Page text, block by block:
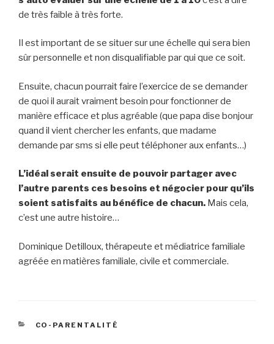
de très faible à très forte.
Il est important de se situer sur une échelle qui sera bien
sûr personnelle et non disqualifiable par qui que ce soit.
Ensuite, chacun pourrait faire l’exercice de se demander
de quoi il aurait vraiment besoin pour fonctionner de
manière efficace et plus agréable (que papa dise bonjour
quand il vient chercher les enfants, que madame
demande par sms si elle peut téléphoner aux enfants…)
L’idéal serait ensuite de pouvoir partager avec
l’autre parents ces besoins et négocier pour qu’ils
soient satisfaits au bénéfice de chacun. Mais cela,
c’est une autre histoire…
Dominique Detilloux, thérapeute et médiatrice familiale
agréée en matières familiale, civile et commerciale.
CATÉGORIES
CO-PARENTALITÉ